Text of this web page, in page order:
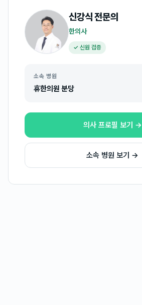
신강식전문의
한의사
✓ 신원 검증
소속 병원
휴한의원 분당
의사 프로필 보기 →
소속 병원 보기 →